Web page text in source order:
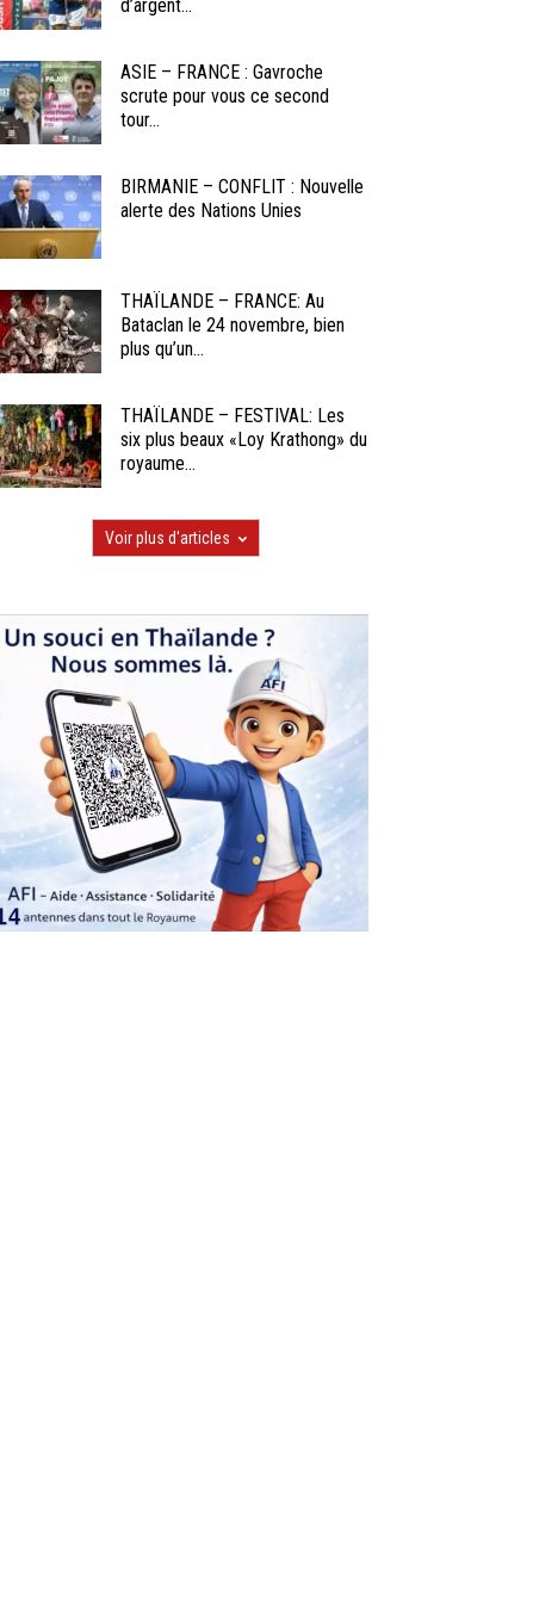
d’argent...
ASIE – FRANCE : Gavroche
scrute pour vous ce second
tour...
BIRMANIE – CONFLIT : Nouvelle
alerte des Nations Unies
THAÏLANDE – FRANCE: Au
Bataclan le 24 novembre, bien
plus qu’un...
THAÏLANDE – FESTIVAL: Les
six plus beaux «Loy Krathong» du
royaume...
Voir plus d'articles